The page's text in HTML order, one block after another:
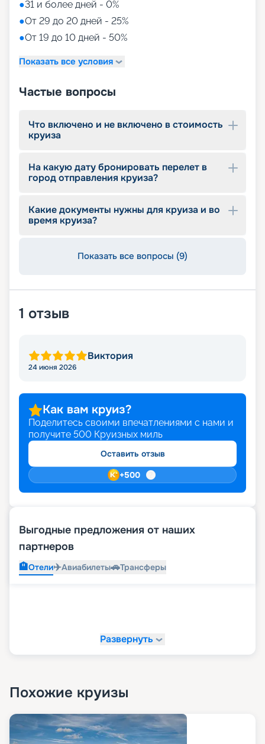
Brilliance of the Seas – это не просто корабль. Это
мир удивительных возможностей, где каждый
может найти что-то особенное для себя.
тур, который подойдет именно вам в 2026 - 2027
расписание и описание лайнеров, читайте
отзывы, изучайте цены и маршруты, их
онлайн. Погрузитесь в атмосферу роскоши и
комфорта с Brilliance of the Seas – вашим
●31 и более дней - 0%
●От 29 до 20 дней - 25%
●От 19 до 10 дней - 50%
Показать все условия
Частые вопросы
Что включено и не включено в стоимость
круиза
На какую дату бронировать перелет в
город отправления круиза?
Какие документы нужны для круиза и во
время круиза?
Показать все вопросы (9)
1 отзыв
Виктория
24 июня 2026
Как вам круиз?
Поделитесь своими впечатлениями с нами и
получите 500 Круизных миль
Оставить отзыв
+500
Выгодные предложения от наших
партнеров
🏨Отели✈️Авиабилеты🚗Трансферы
Развернуть
Похожие круизы